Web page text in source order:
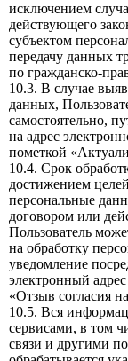
исключением
действующего
субъектом
передачу данных
по гражданско-
10.3. В случае
данных,
самостоятельно,
на адрес
пометкой
10.4. Срок
достижением
персональные
договором или
Пользователь
на обработку
уведомление
электронный
«Отзыв согласия
10.5. Вся
сервисами, в том
связи и другими